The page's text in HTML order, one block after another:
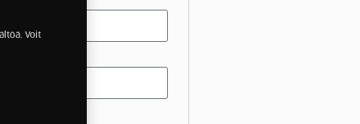
Voit